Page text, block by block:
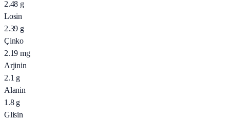
2.48 g
Losin
2.39 g
Çinko
2.19 mg
Arjinin
2.1 g
Alanin
1.8 g
Glisin